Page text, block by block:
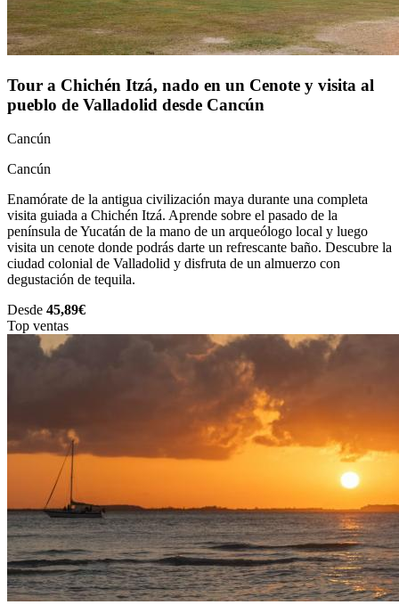
Tour a Chichén Itzá, nado en un Cenote y visita al
pueblo de Valladolid desde Cancún
Cancún
Cancún
Enamórate de la antigua civilización maya durante una completa
visita guiada a Chichén Itzá. Aprende sobre el pasado de la
península de Yucatán de la mano de un arqueólogo local y luego
visita un cenote donde podrás darte un refrescante baño. Descubre la
ciudad colonial de Valladolid y disfruta de un almuerzo con
degustación de tequila.
Desde 45,89€
Top ventas